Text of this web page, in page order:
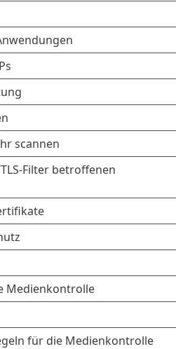
scannen
Filter betroffenen
Medienkontrolle
für die Medienkontrolle